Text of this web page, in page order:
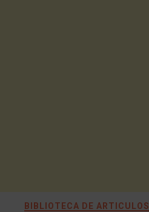
BIBLIOTECA DE ARTICULOS